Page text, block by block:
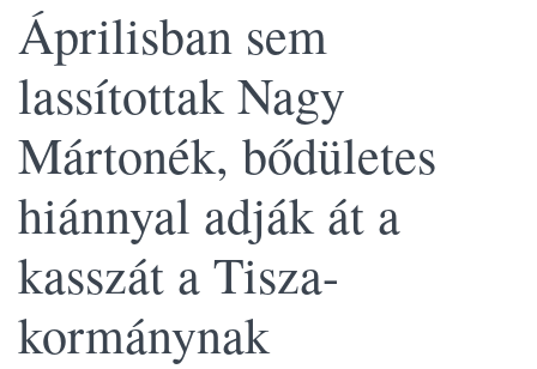
Áprilisban sem
lassítottak Nagy
Mártonék, bődületes
hiánnyal adják át a
kasszát a Tisza-
kormánynak